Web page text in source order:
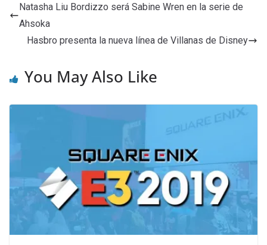
Natasha Liu Bordizzo será Sabine Wren en la serie de
Ahsoka
Hasbro presenta la nueva línea de Villanas de Disney
You May Also Like